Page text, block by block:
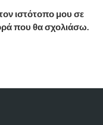
ιστότοπο μου σε
που θα σχολιάσω.